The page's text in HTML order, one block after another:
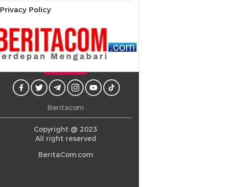
Privacy Policy
Beritacom
Copyright @ 2023
All right reserved
BeritaCom.com